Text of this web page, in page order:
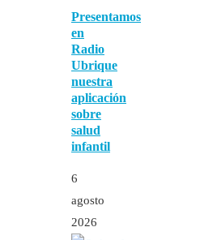
Presentamos
en
Radio
Ubrique
nuestra
aplicación
sobre
salud
infantil
6
agosto
2026